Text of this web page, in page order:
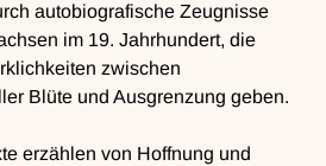
autobiografische Zeugnisse
im 19. Jahrhundert, die
zwischen
Blüte und Ausgrenzung geben.
erzählen von Hoffnung und